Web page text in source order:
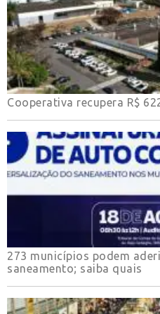
Cooperativa recupera R$
273 municípios podem
saneamento; saiba quais